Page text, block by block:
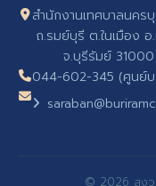
สำนักงานเทศบาลนคร
ถ.รมย์บุรี ต.ในเมือง อ
จ.บุรีรัมย์ 31000
044-602-345 (ศูนย์บ
© 2026 สงว